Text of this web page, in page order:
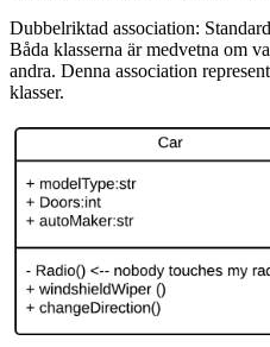
Dubbelriktad association:
Båda klasserna är medvetna om
andra. Denna association
klasser.